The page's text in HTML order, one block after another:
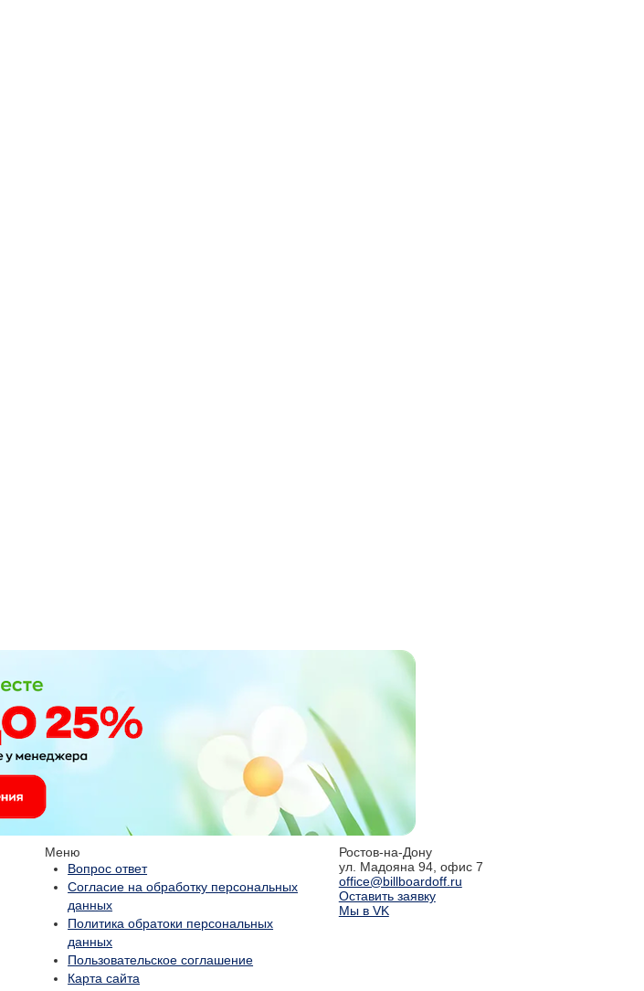
Меню
Вопрос ответ
Согласие на обработку персональных
данных
Политика обратоки персональных
данных
Пользовательское соглашение
Карта сайта
Ростов-на-Дону
ул. Мадояна 94, офис 7
office@billboardoff.ru
Оставить заявку
Мы в VK